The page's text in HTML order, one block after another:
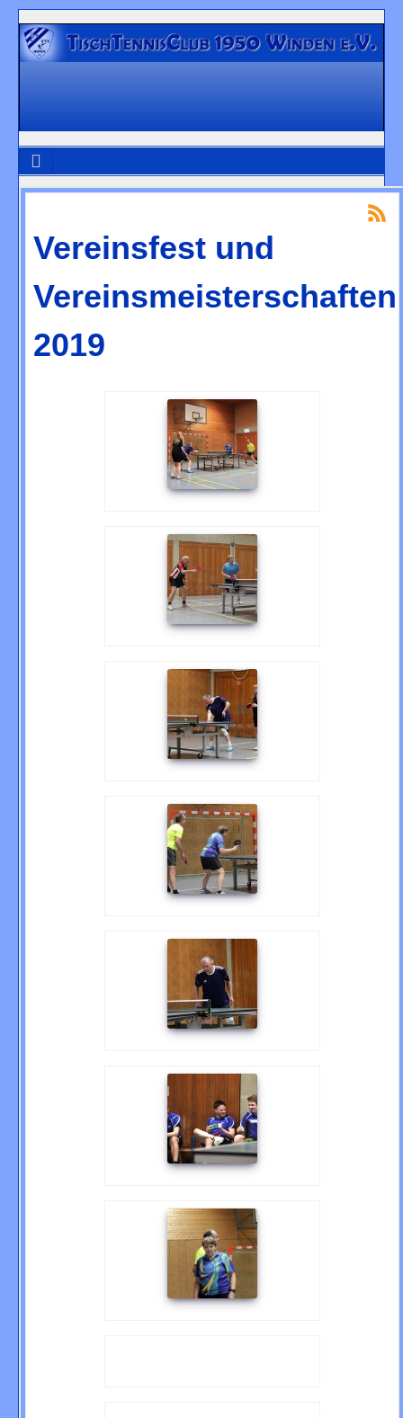
Vereinsfest und
Vereinsmeisterschaften
2019